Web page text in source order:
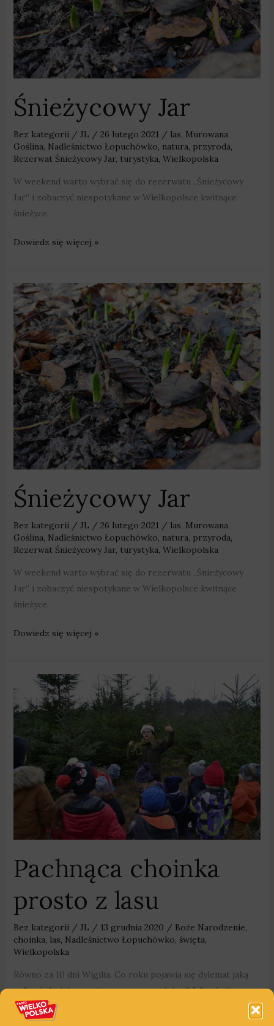
Śnieżycowy Jar
Bez kategorii/ JL / 26 lutego 2021 / las, Murowana
Goślina, Nadleśnictwo Łopuchówko, natura, przyroda,
Rezerwat Śnieżycowy Jar, turystyka, Wielkopolska
W weekend warto wybrać się do rezerwatu „Śnieżycowy
Jar” i zobaczyć niespotykane w Wielkopolsce kwitnące
śnieżyce.
Dowiedz się więcej »
Śnieżycowy Jar
Bez kategorii/ JL / 26 lutego 2021 / las, Murowana
Goślina, Nadleśnictwo Łopuchówko, natura, przyroda,
Rezerwat Śnieżycowy Jar, turystyka, Wielkopolska
W weekend warto wybrać się do rezerwatu „Śnieżycowy
Jar” i zobaczyć niespotykane w Wielkopolsce kwitnące
śnieżyce.
Śnieżycowy
Jar
Dowiedz się więcej »
Pachnąca choinka
prosto z lasu
Bez kategorii/ JL / 13 grudnia 2020 / Boże Narodzenie,
choinka, las, Nadleśnictwo Łopuchówko, święta,
Wielkopolska
Równo za 10 dni Wigilia. Co roku pojawia się dylemat jaką
wybrać choinkę – sztuczną czy prawdziwą? Jak mówi
Karolina Prange z Nadleśnictwa Łopuchówko najlepsza jest
żywa, z lasu.
Pachnąca
choinka
prosto